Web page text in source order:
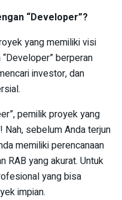
“Developer”?
yang memiliki visi
berperan
investor, dan
pemilik proyek yang
sebelum Anda terjun
memiliki perencanaan
RAB yang akurat. Untuk
yang bisa
impian.